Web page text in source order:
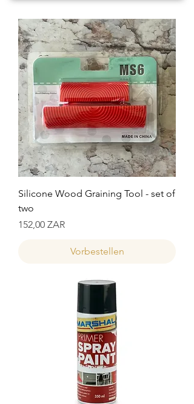
Silicone Wood Graining Tool - set of
two
Preis
152,00 ZAR
Vorbestellen